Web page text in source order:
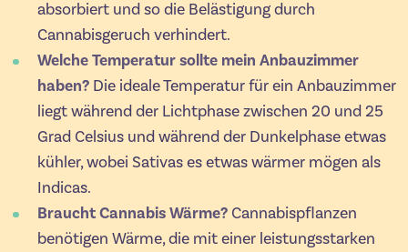
absorbiert und so die Belästigung durch
Cannabisgeruch verhindert.
Welche Temperatur sollte mein Anbauzimmer
haben?Die ideale Temperatur für ein Anbauzimmer
liegt während der Lichtphase zwischen 20 und 25
Grad Celsius und während der Dunkelphase etwas
kühler, wobei Sativas es etwas wärmer mögen als
Indicas.
Braucht Cannabis Wärme?Cannabispflanzen
benötigen Wärme, die mit einer leistungsstarken